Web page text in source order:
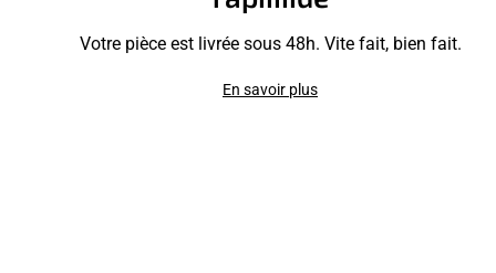
Votre pièce est livrée sous 48h. Vite fait, bien fait.
En savoir plus